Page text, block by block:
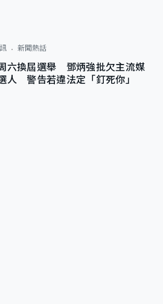
新聞熱話
六換屆選舉 鄧炳強批欠主流媒
人 警告若違法定「釘死你」